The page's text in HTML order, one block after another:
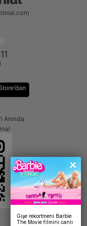
Anında
Gişe rekortmeni Barbie
The Movie filmini canlı